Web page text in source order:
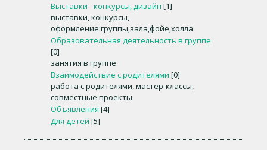
Выставки - конкурсы, дизайн [1]
выставки, конкурсы,
оформление:группы,зала,фойе,холла
Образовательная деятельность в группе
[0]
занятия в группе
Взаимодействие с родителями [0]
работа с родителями, мастер-классы,
совместные проекты
Объявления [4]
Для детей [5]